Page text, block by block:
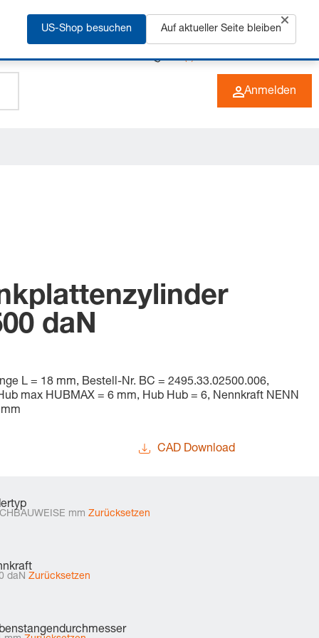
+49 (0) 6266 73-0 DE
Anmelden
daN
L = 18 mm, Bestell-Nr. BC = 2495.33.02500.006,
max HUBMAX = 6 mm, Hub Hub = 6, Nennkraft NENN
CAD Download
mmZurücksetzen
daNZurücksetzen
US-Shop besuchen Auf aktueller Seite bleiben